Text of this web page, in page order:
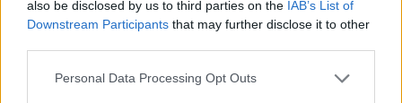
also be disclosed by us to third parties on the IAB’s List of
Downstream Participants that may further disclose it to other
Personal Data Processing Opt Outs